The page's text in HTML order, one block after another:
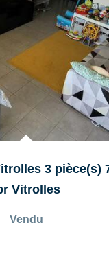
3 pièce(s)
Vitrolles
Vendu